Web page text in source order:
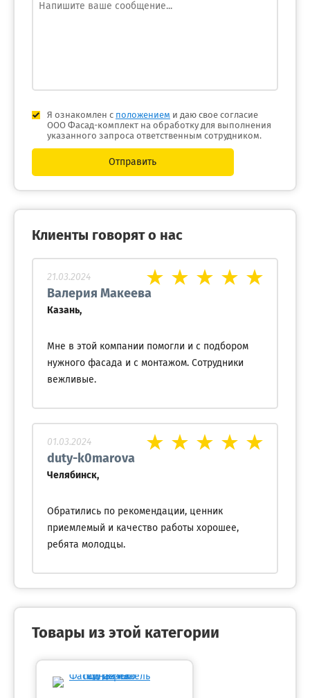
Я ознакомлен с положением и даю свое согласие
ООО Фасад-комплект на обработку для выполнения
указанного запроса ответственным сотрудником.
Отправить
Клиенты говорят о нас
21.03.2024
Валерия Макеева
Казань,
Мне в этой компании помогли и с подбором
нужного фасада и с монтажом. Сотрудники
вежливые.
01.03.2024
duty-k0marova
Челябинск,
Обратились по рекомендации, ценник
приемлемый и качество работы хорошее,
ребята молодцы.
Товары из этой категории